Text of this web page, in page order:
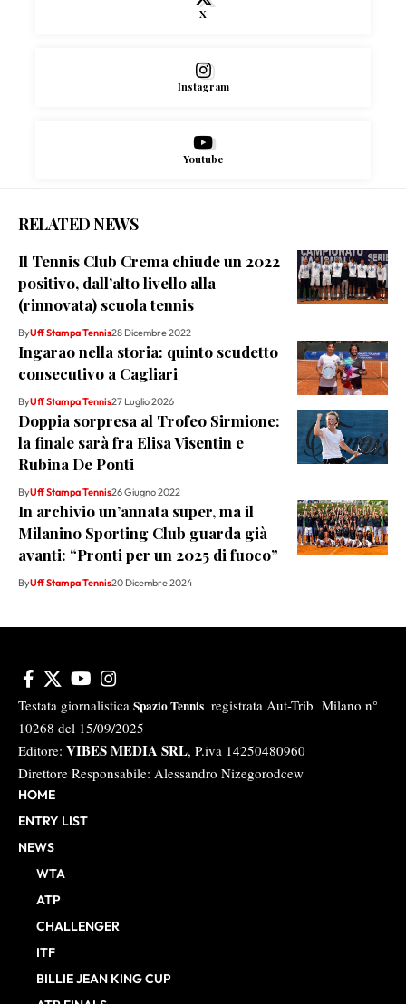
X
Instagram
Youtube
RELATED NEWS
Il Tennis Club Crema chiude un 2022
positivo, dall’alto livello alla
(rinnovata) scuola tennis
ByUff Stampa Tennis28 Dicembre 2022
Ingarao nella storia: quinto scudetto
consecutivo a Cagliari
ByUff Stampa Tennis27 Luglio 2026
Doppia sorpresa al Trofeo Sirmione:
la finale sarà fra Elisa Visentin e
Rubina De Ponti
ByUff Stampa Tennis26 Giugno 2022
In archivio un’annata super, ma il
Milanino Sporting Club guarda già
avanti: “Pronti per un 2025 di fuoco”
ByUff Stampa Tennis20 Dicembre 2024
Testata giornalistica Spazio Tennis registrata Aut-Trib Milano n°
10268 del 15/09/2025
Editore: VIBES MEDIA SRL, P.iva 14250480960
Direttore Responsabile: Alessandro Nizegorodcew
HOME
ENTRY LIST
NEWS
WTA
ATP
CHALLENGER
ITF
BILLIE JEAN KING CUP